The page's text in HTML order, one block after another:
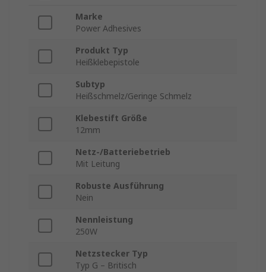
Marke
Power Adhesives
Produkt Typ
Heißklebepistole
Subtyp
Heißschmelz/Geringe Schmelz
Klebestift Größe
12mm
Netz-/Batteriebetrieb
Mit Leitung
Robuste Ausführung
Nein
Nennleistung
250W
Netzstecker Typ
Typ G – Britisch